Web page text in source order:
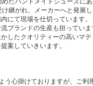
継がれ、メーカーへと発展
にて現場を仕切っています。
ブランドの生産も担ってい
したクオリティーの高いマ
案していきいます。
う心掛けておりますが、ご